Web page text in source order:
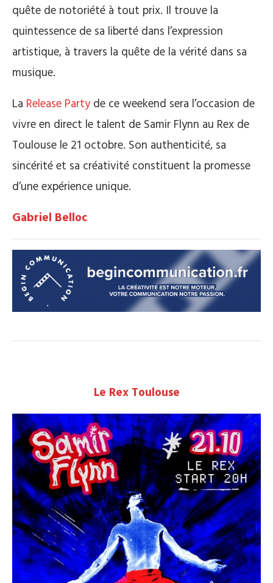
quête de notoriété à tout prix. Il trouve la
quintessence de sa liberté dans l’expression
artistique, à travers la quête de la vérité dans sa
musique.
La Release Partyde ce weekend sera l’occasion de
vivre en direct le talent de Samir Flynn au Rex de
Toulouse le 21 octobre. Son authenticité, sa
sincérité et sa créativité constituent la promesse
d’une expérience unique.
Gabriel Belloc
Le Rex Toulouse